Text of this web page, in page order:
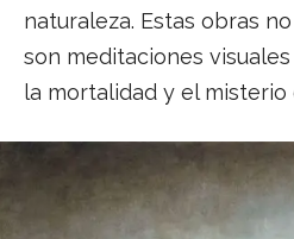
naturaleza. Estas obras
son meditaciones
la mortalidad y el misterio